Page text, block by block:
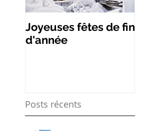
Joyeuses fêtes de fin
d'année
Posts récents